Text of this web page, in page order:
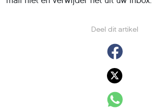
Deel dit artikel